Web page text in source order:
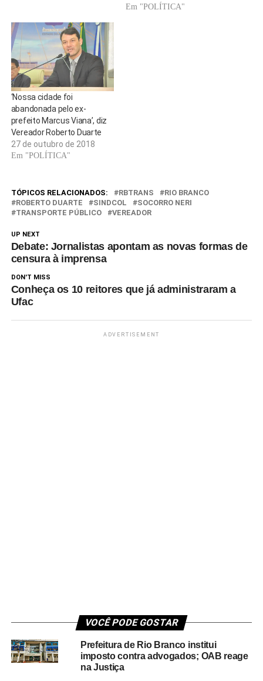
Em "POLÍTICA"
‘Nossa cidade foi
abandonada pelo ex-
prefeito Marcus Viana’, diz
Vereador Roberto Duarte
27 de outubro de 2018
Em "POLÍTICA"
TÓPICOS RELACIONADOS: RBTRANS
RIO BRANCO
ROBERTO DUARTE
SINDCOL
SOCORRO NERI
TRANSPORTE PÚBLICO
VEREADOR
UP NEXT
Debate: Jornalistas apontam as novas formas de
censura à imprensa
DON'T MISS
Conheça os 10 reitores que já administraram a
Ufac
ADVERTISEMENT
VOCÊ PODE GOSTAR
Prefeitura de Rio Branco institui
imposto contra advogados; OAB reage
na Justiça